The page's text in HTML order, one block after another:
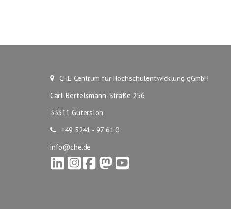
CHE Centrum für Hochschulentwicklung gGmbH
Carl-Bertelsmann-Straße 256
33311 Gütersloh
+49 5241 - 97 61 0
info@che.de